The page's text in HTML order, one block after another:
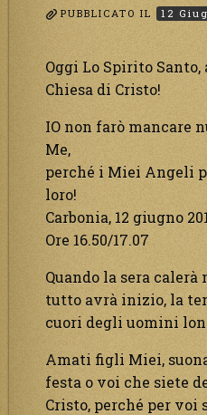
PUBBLICATO IL 12
Oggi Lo Spirito
Chiesa di Cristo!
IO non farò mancare
Me,
perché i Miei Angeli
loro!
Carbonia, 12 giugno
Ore 16.50/17.07
Quando la sera calerà
tutto avrà inizio, la
cuori degli uomini
Amati figli Miei,
festa o voi che siete
Cristo, perché per voi